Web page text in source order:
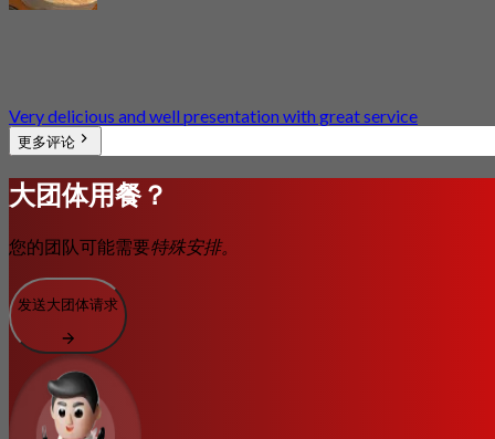
Very delicious and well presentation with great service
更多评论
大团体用餐？
您的团队可能需要特殊安排。
发送大团体请求